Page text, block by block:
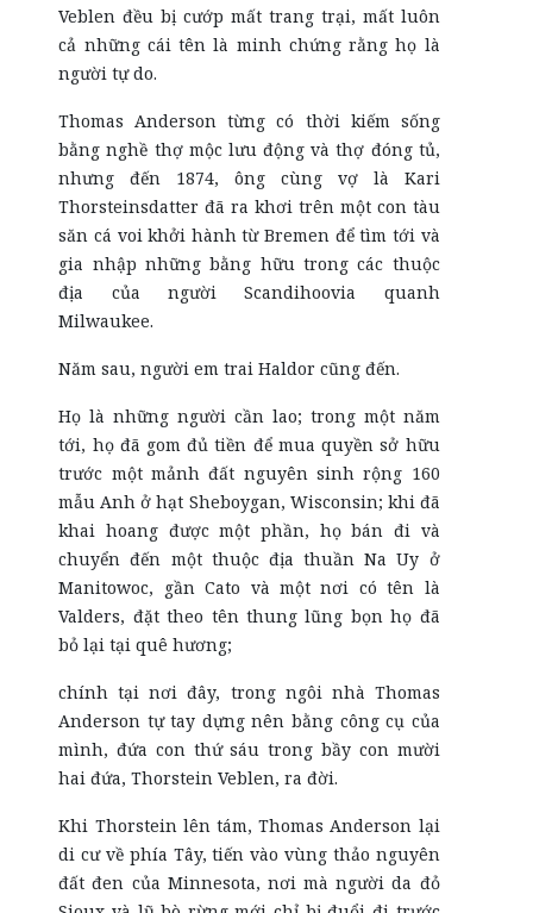
Veblen đều bị cướp mất trang trại, mất luôn
cả những cái tên là minh chứng rằng họ là
người tự do.
Thomas Anderson từng có thời kiếm sống
bằng nghề thợ mộc lưu động và thợ đóng tủ,
nhưng đến 1874, ông cùng vợ là Kari
Thorsteinsdatter đã ra khơi trên một con tàu
săn cá voi khởi hành từ Bremen để tìm tới và
gia nhập những bằng hữu trong các thuộc
địa của người Scandihoovia quanh
Milwaukee.
Năm sau, người em trai Haldor cũng đến.
Họ là những người cần lao; trong một năm
tới, họ đã gom đủ tiền để mua quyền sở hữu
trước một mảnh đất nguyên sinh rộng 160
mẫu Anh ở hạt Sheboygan, Wisconsin; khi đã
khai hoang được một phần, họ bán đi và
chuyển đến một thuộc địa thuần Na Uy ở
Manitowoc, gần Cato và một nơi có tên là
Valders, đặt theo tên thung lũng bọn họ đã
bỏ lại tại quê hương;
chính tại nơi đây, trong ngôi nhà Thomas
Anderson tự tay dựng nên bằng công cụ của
mình, đứa con thứ sáu trong bầy con mười
hai đứa, Thorstein Veblen, ra đời.
Khi Thorstein lên tám, Thomas Anderson lại
di cư về phía Tây, tiến vào vùng thảo nguyên
đất đen của Minnesota, nơi mà người da đỏ